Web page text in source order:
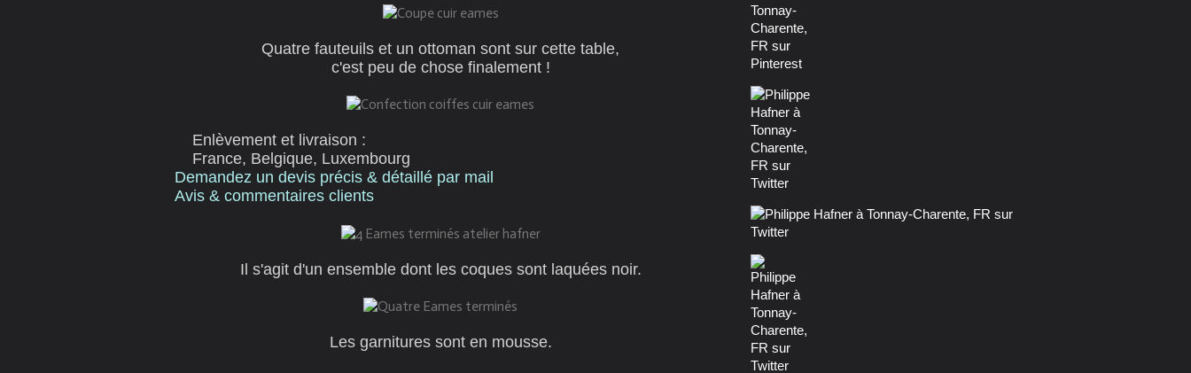
Quatre fauteuils et un ottoman sont sur cette table,
c'est peu de chose finalement !
Enlèvement et livraison :
France, Belgique, Luxembourg
Demandez un devis précis & détaillé par mail
Avis & commentaires clients
Il s'agit d'un ensemble dont les coques sont laquées noir.
Les garnitures sont en mousse.